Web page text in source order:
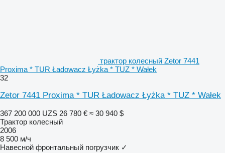
трактор колесный Zetor 7441
Proxima * TUR Ładowacz Łyżka * TUZ * Wałek
32
Zetor 7441 Proxima * TUR Ładowacz Łyżka * TUZ * Wałek
367 200 000 UZS 26 780 € ≈ 30 940 $
Трактор колесный
2006
8 500 м/ч
Навесной фронтальный погрузчик ✓